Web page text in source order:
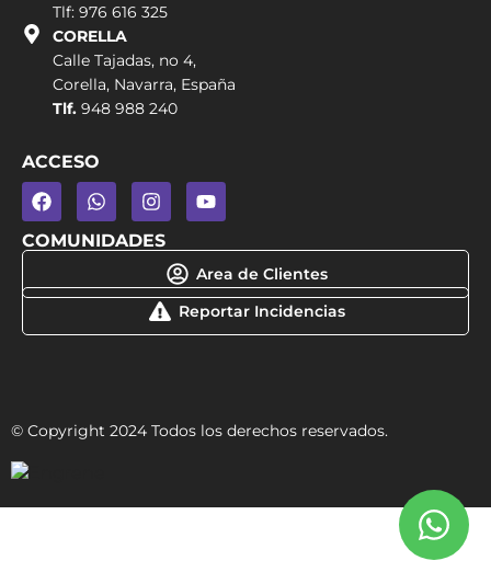
Tlf: 976 616 325
CORELLA
Calle Tajadas, no 4,
Corella, Navarra, España
Tlf. 948 988 240
ACCESO
COMUNIDADES
Area de Clientes
Reportar Incidencias
© Copyright 2024 Todos los derechos reservados.